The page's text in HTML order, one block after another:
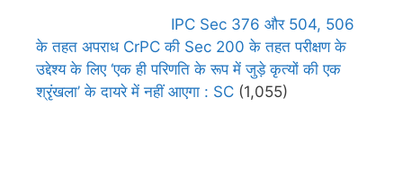
IPC Sec 376 और 504, 506
के तहत अपराध CrPC की Sec 200 के तहत परीक्षण के
उद्देश्य के लिए ‘एक ही परिणति के रूप में जुड़े कृत्यों की एक
श्रृंखला’ के दायरे में नहीं आएगा : SC (1,055)